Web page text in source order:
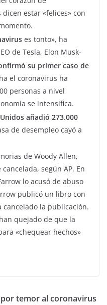
estar «felices» con
es tonto», ha
de Tesla, Elon Musk-
su primer caso de
el coronavirus ha
personas a nivel
se intensifica.
añadió 273.000
de desempleo cayó a
de Woody Allen,
según AP. En
lo acusó de abuso
publicó un libro con
la publicación.
quejado de que la
«chequear hechos»
temor al coronavirus